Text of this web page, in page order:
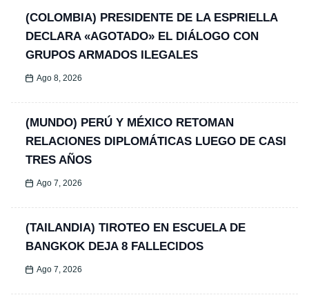
(COLOMBIA) PRESIDENTE DE LA ESPRIELLA
DECLARA «AGOTADO» EL DIÁLOGO CON
GRUPOS ARMADOS ILEGALES
Ago 8, 2026
(MUNDO) PERÚ Y MÉXICO RETOMAN
RELACIONES DIPLOMÁTICAS LUEGO DE CASI
TRES AÑOS
Ago 7, 2026
(TAILANDIA) TIROTEO EN ESCUELA DE
BANGKOK DEJA 8 FALLECIDOS
Ago 7, 2026